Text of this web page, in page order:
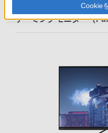
ゲーミングモニター（
Cookie